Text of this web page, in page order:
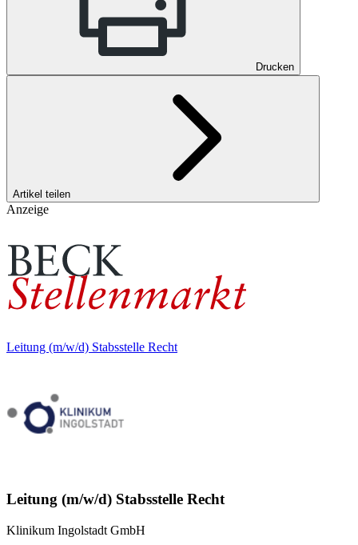
Drucken
Artikel teilen
Anzeige
Leitung (m/w/d) Stabsstelle Recht
Leitung (m/w/d) Stabsstelle Recht
Klinikum Ingolstadt GmbH